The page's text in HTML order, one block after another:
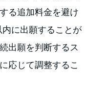
る追加料金を避け
内に出願することが
出願を判断するス
応じて調整するこ